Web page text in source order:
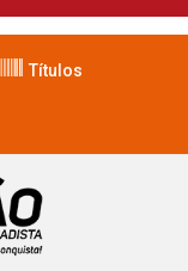
Títulos